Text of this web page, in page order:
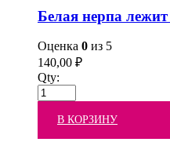
Белая нерпа
Оценка 0 из 5
140,00 ₽
Qty:
В КОРЗИНУ